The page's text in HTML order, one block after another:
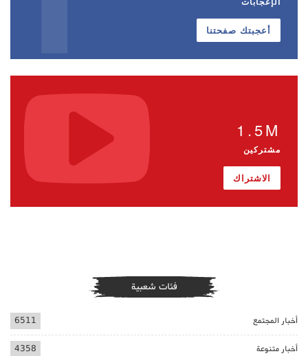
أعجبتك صفحتنا
1.5M
مشتركين
الاشتراك
فئات شعبية
أخبار المجتمع 6511
أخبار متنوعة 4358